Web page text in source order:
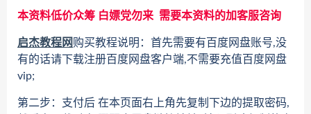
本资料低价众筹 白嫖党勿来 需要本资料的加客服咨询
启杰教程网购买教程说明：首先需要有百度网盘账号,没
有的话请下载注册百度网盘客户端,不需要充值百度网盘
vip;
第二步：支付后 在本页面右上角先复制下边的提取密码,